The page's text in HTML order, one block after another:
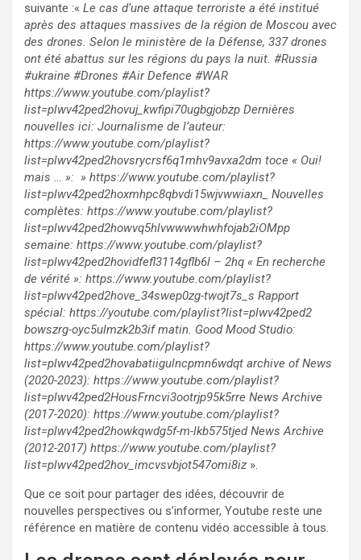
suivante :« Le cas d’une attaque terroriste a été institué
après des attaques massives de la région de Moscou avec
des drones. Selon le ministère de la Défense, 337 drones
ont été abattus sur les régions du pays la nuit. #Russia
#ukraine #Drones #Air Defence #WAR
https://www.youtube.com/playlist?
list=plwv42ped2hovuj_kwfipi70ugbgjobzp Dernières
nouvelles ici: Journalisme de l’auteur:
https://www.youtube.com/playlist?
list=plwv42ped2hovsrycrsf6q1mhv9avxa2dm toce « Oui!
mais … »: » https://www.youtube.com/playlist?
list=plwv42ped2hoxmhpc8qbvdi15wjvwwiaxn_ Nouvelles
complètes: https://www.youtube.com/playlist?
list=plwv42ped2howvq5hlvwwwwhwhfojab2iOMpp
semaine: https://www.youtube.com/playlist?
list=plwv42ped2hovidfefl3114gflb6l – 2hq « En recherche
de vérité »: https://www.youtube.com/playlist?
list=plwv42ped2hove_34swep0zg-twojt7s_s Rapport
spécial: https://youtube.com/playlist?list=plwv42ped2
bowszrg-oyc5ulmzk2b3if matin. Good Mood Studio:
https://www.youtube.com/playlist?
list=plwv42ped2hovabatiigulncpmn6wdqt archive of News
(2020-2023): https://www.youtube.com/playlist?
list=plwv42ped2HousFrncvi3ootrjp95k5rre News Archive
(2017-2020): https://www.youtube.com/playlist?
list=plwv42ped2howkqwdg5f-m-lkb575tjed News Archive
(2012-2017) https://www.youtube.com/playlist?
list=plwv42ped2hov_imcvsvbjot547omi8iz ».
Que ce soit pour partager des idées, découvrir de
nouvelles perspectives ou s’informer, Youtube reste une
référence en matière de contenu vidéo accessible à tous.